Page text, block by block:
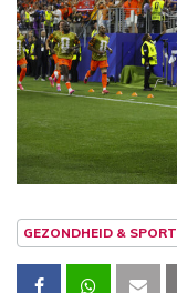
GEZONDHEID & SPORT